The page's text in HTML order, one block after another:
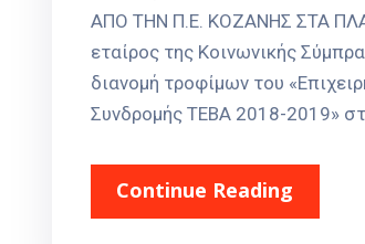
ΑΠΟ ΤΗΝ Π.Ε. ΚΟΖΑΝΗΣ ΣΤΑ
εταίρος της Κοινωνικής
διανομή τροφίμων του
Συνδρομής ΤΕΒΑ 2018-2019»
Continue Reading